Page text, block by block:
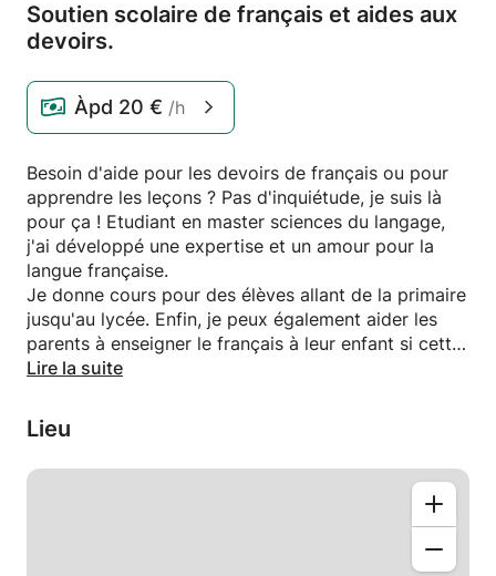
Soutien scolaire de français et aides aux
devoirs.
Àpd 20 € /h
Besoin d'aide pour les devoirs de français ou pour
apprendre les leçons ? Pas d'inquiétude, je suis là
pour ça ! Etudiant en master sciences du langage,
j'ai développé une expertise et un amour pour la
langue française.
Je donne cours pour des élèves allant de la primaire
jusqu'au lycée. Enfin, je peux également aider les
parents à enseigner le français à leur enfant si cette
langue n'est pas sa langue maternelle.
Lire la suite
Lieu